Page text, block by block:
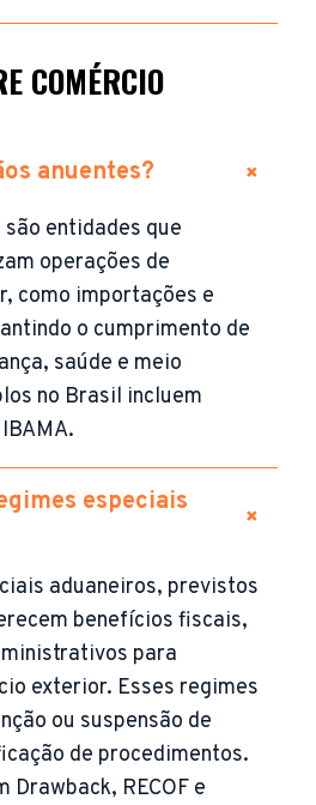
COMÉRCIO
anuentes? +
entidades que
operações de
como importações e
o cumprimento de
saúde e meio
no Brasil incluem
especiais
+
aduaneiros, previstos
benefícios fiscais,
para
exterior. Esses regimes
ou suspensão de
de procedimentos.
Drawback, RECOF e